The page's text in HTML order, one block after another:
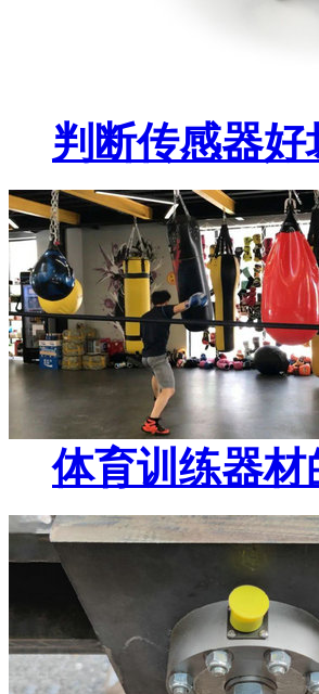
判断传感器好
体育训练器